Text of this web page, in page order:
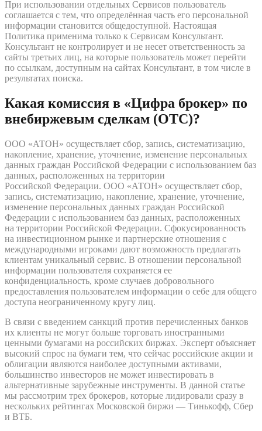
При использовании отдельных Сервисов пользователь
соглашается с тем, что определённая часть его персональной
информации становится общедоступной. Настоящая
Политика применима только к Сервисам Консультант.
Консультант не контролирует и не несет ответственность за
сайты третьих лиц, на которые пользователь может перейти
по ссылкам, доступным на сайтах Консультант, в том числе в
результатах поиска.
Какая комиссия в «Цифра брокер» по
внебиржевым сделкам (ОТС)?
ООО «АТОН» осуществляет сбор, запись, систематизацию,
накопление, хранение, уточнение, изменение персональных
данных граждан Российской Федерации с использованием баз
данных, расположенных на территории
Российской Федерации. ООО «АТОН» осуществляет сбор,
запись, систематизацию, накопление, хранение, уточнение,
изменение персональных данных граждан Российской
Федерации с использованием баз данных, расположенных
на территории Российской Федерации. Сфокусированность
на инвестиционном рынке и партнерские отношения с
международными игроками дают возможность предлагать
клиентам уникальный сервис. В отношении персональной
информации пользователя сохраняется ее
конфиденциальность, кроме случаев добровольного
предоставления пользователем информации о себе для общего
доступа неограниченному кругу лиц.
В связи с введением санкций против перечисленных банков
их клиенты не могут больше торговать иностранными
ценными бумагами на российских биржах. Эксперт объясняет
высокий спрос на бумаги тем, что сейчас российские акции и
облигации являются наиболее доступными активами,
большинство инвесторов не может инвестировать в
альтернативные зарубежные инструменты. В данной статье
мы рассмотрим трех брокеров, которые лидировали сразу в
нескольких рейтингах Московской биржи — Тинькофф, Сбер
и ВТБ.